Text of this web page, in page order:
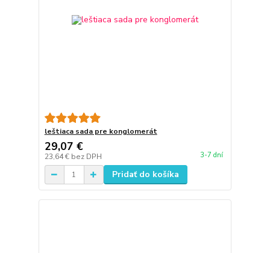
leštiaca sada pre konglomerát
29,07 €
23,64 € bez DPH 3-7 dní
Pridať do košíka